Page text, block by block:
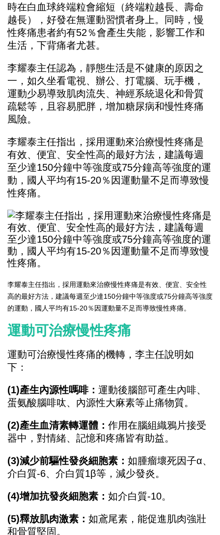
時在白血球終端粒會縮短（終端粒越長、壽命
越長），好發在無運動習慣者身上。同時，慢
性疼痛患者約有52％會產生失能，影響工作和
生活，下背痛者尤甚。
李耀泰主任認為，靜態生活是不健康的原因之
一，如久坐看電視、辦公、打電腦、玩手機，
運動少易導致肌肉流失、神經系統退化和骨質
疏鬆等，且容易肥胖，增加糖尿病和慢性疼痛
風險。
李耀泰主任指出，採用運動來治療慢性疼痛是
有效、便宜、安全性高的最好方法，建議每週
至少達150分鐘中等強度或75分鐘高等強度的運
動，國人平均有15-20％因運動量不足而導致慢
性疼痛。
李耀泰主任指出，採用運動來治療慢性疼痛是有效、便宜、安全性
高的最好方法，建議每週至少達150分鐘中等強度或75分鐘高等強度
的運動，國人平均有15-20％因運動量不足而導致慢性疼痛。
運動可治療慢性疼痛
運動可治療慢性疼痛的機轉，李主任說明如
下：
(1)產生內源性嗎啡： 運動後腦部可產生內啡、
蛋氨酸腦啡呔、內源性大麻素等止痛物質。
(2)產生血清素轉運體： 作用在腦組織鴉片接受
器中，對情緒、記憶和疼痛皆有助益。
(3)減少前驅性發炎細胞素： 如腫瘤壞死因子α、
介白質-6、介白質1β等，減少發炎。
(4)增加抗發炎細胞素： 如介白質-10。
(5)釋放肌肉激素： 如鳶尾素，能促進肌肉強壯
和骨質堅固。